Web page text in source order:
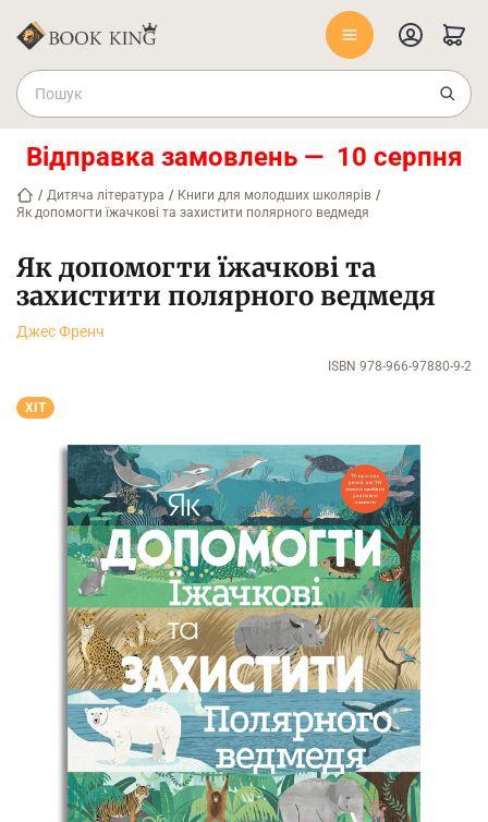
Відправка замовлень — 10 серпня
/ Дитяча література / Книги для молодших школярів /
Як допомогти їжачкові та захистити полярного ведмедя
Як допомогти їжачкові та
захистити полярного ведмедя
Джес Френч
ISBN 978-966-97880-9-2
ХІТ